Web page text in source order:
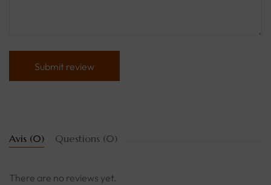
Avis (0) Questions (0)
There are no reviews yet.